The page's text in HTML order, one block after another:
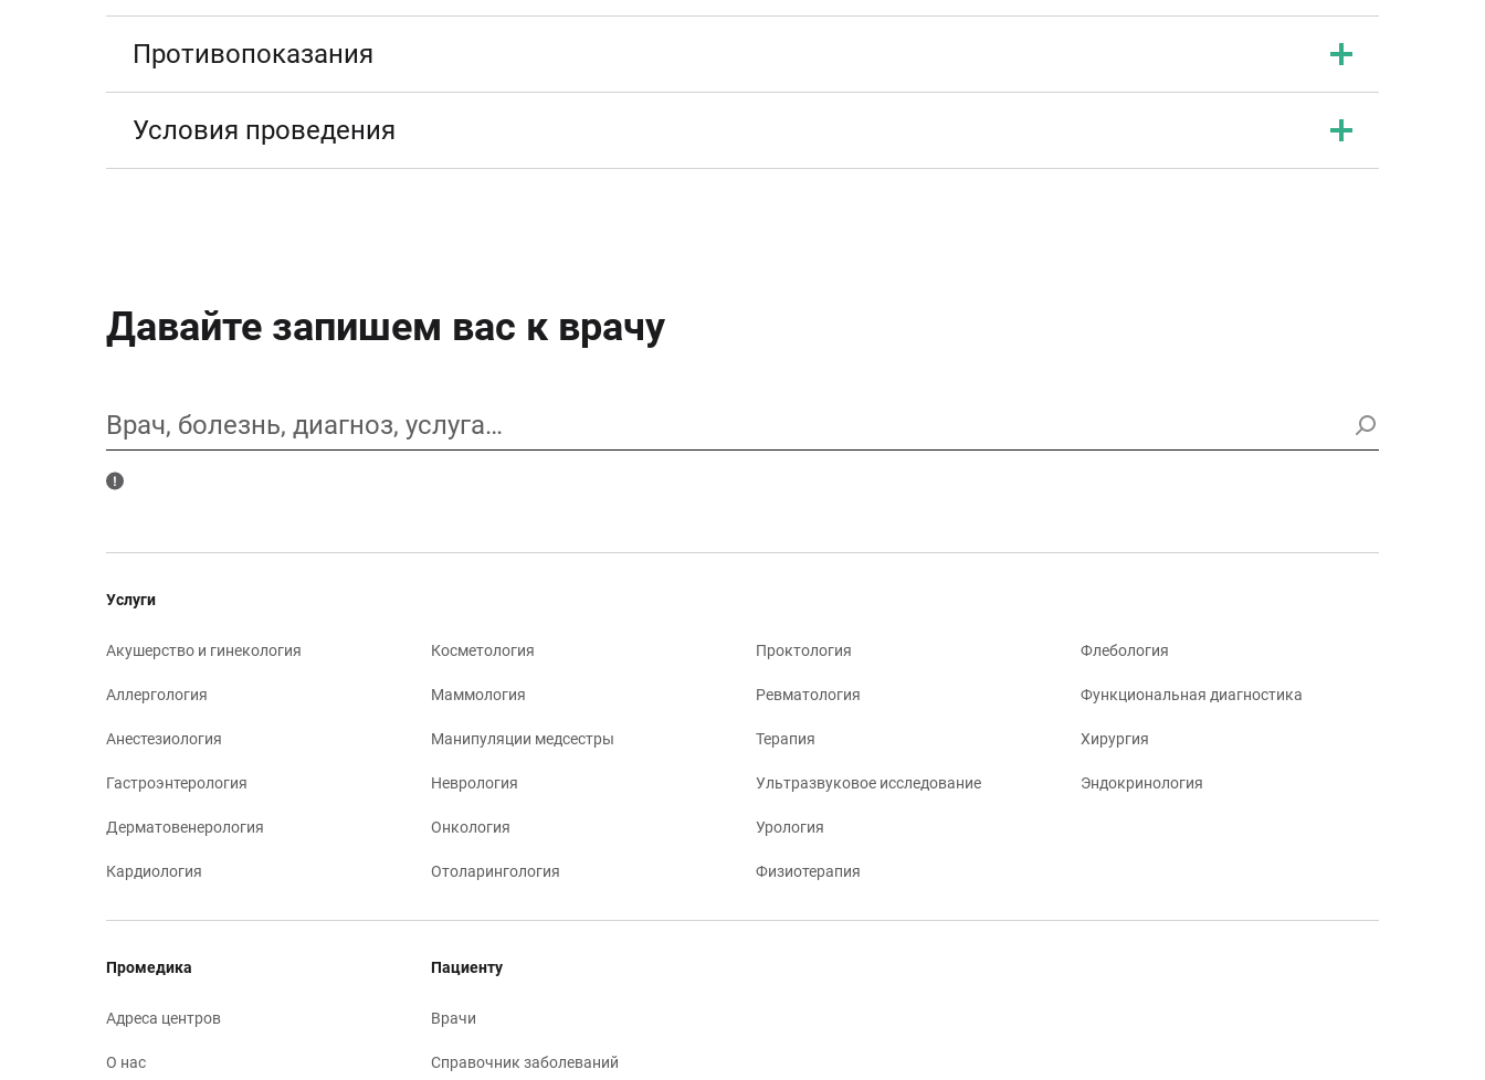
Противопоказания
Условия проведения
Давайте запишем вас к врачу
Врач, болезнь, диагноз, услуга…
Услуги
Акушерство и гинекология
Аллергология
Анестезиология
Гастроэнтерология
Дерматовенерология
Кардиология
Косметология
Маммология
Манипуляции медсестры
Неврология
Онкология
Отоларингология
Проктология
Ревматология
Терапия
Ультразвуковое исследование
Урология
Физиотерапия
Флебология
Функциональная диагностика
Хирургия
Эндокринология
Промедика
Адреса центров
О нас
Пациенту
Врачи
Справочник заболеваний